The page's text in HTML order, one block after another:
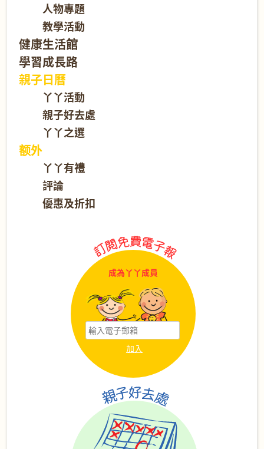
人物專題
教學活動
健康生活館
學習成長路
親子日曆
丫丫活動
親子好去處
丫丫之選
额外
丫丫有禮
評論
優惠及折扣
成為丫丫成員